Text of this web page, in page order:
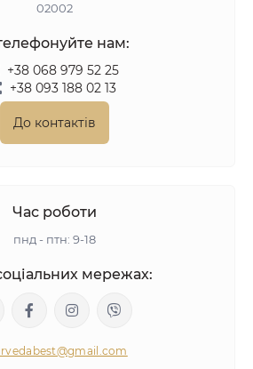
02002
нам:
+38 068 979 52 25
+38 093 188 02 13
До контактів
Час роботи
пнд - птн: 9-18
мережах: